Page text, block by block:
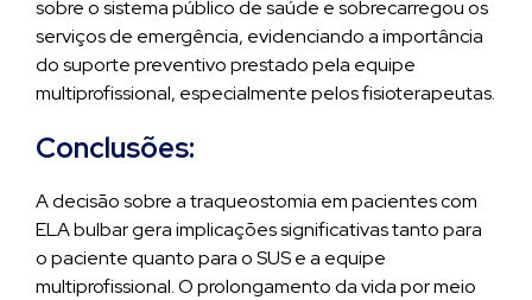
sobre o sistema público de saúde e sobrecarregou os
serviços de emergência, evidenciando a importância
do suporte preventivo prestado pela equipe
multiprofissional, especialmente pelos fisioterapeutas.
Conclusões:
A decisão sobre a traqueostomia em pacientes com
ELA bulbar gera implicações significativas tanto para
o paciente quanto para o SUS e a equipe
multiprofissional. O prolongamento da vida por meio